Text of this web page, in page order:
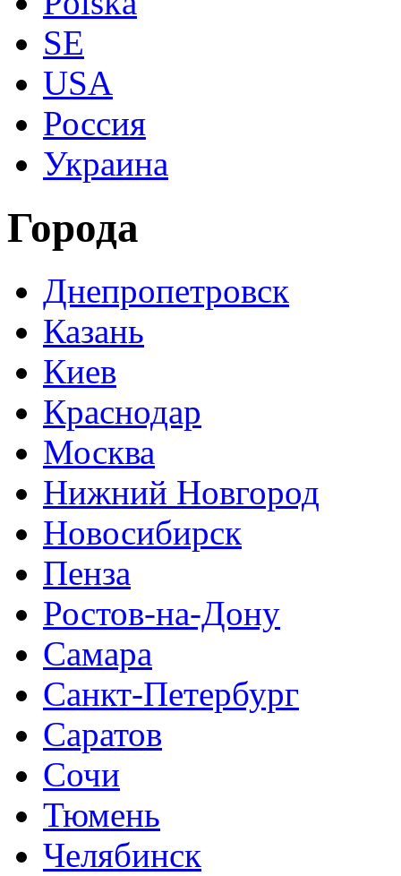
SE
USA
Россия
Украина
Города
Днепропетровск
Казань
Киев
Краснодар
Москва
Нижний Новгород
Новосибирск
Пенза
Ростов-на-Дону
Самара
Санкт-Петербург
Саратов
Сочи
Тюмень
Челябинск